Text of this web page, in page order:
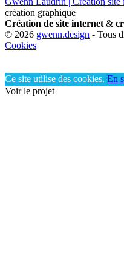
création graphique
Création de site internet &
© 2026 gwenn.design - Tous
Cookies
Ce site utilise des cookies. En
Voir le projet